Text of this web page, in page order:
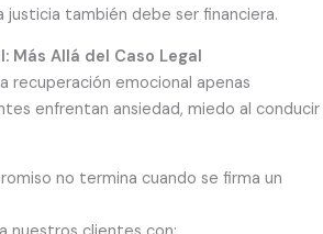
justicia también debe ser financiera.
Más Allá del Caso Legal
recuperación emocional apenas
enfrentan ansiedad, miedo al conducir
no termina cuando se firma un